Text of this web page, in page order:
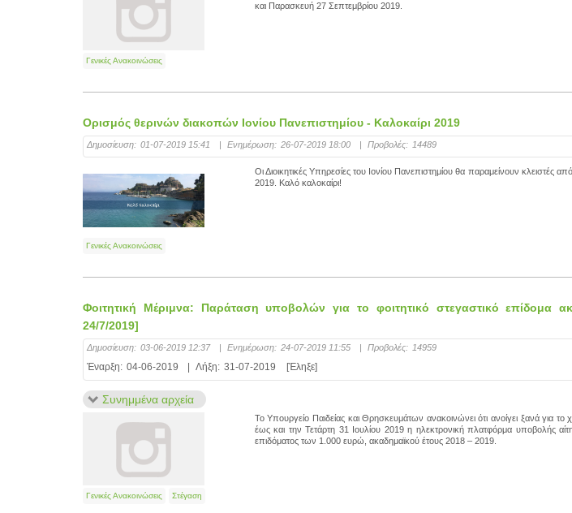
και Παρασκευή 27 Σεπτεμβρίου 2019.
Γενικές Ανακοινώσεις
Ορισμός θερινών διακοπών Ιονίου Πανεπιστημίου - Καλοκαίρι 2019
Δημοσίευση: 01-07-2019 15:41 | Ενημέρωση: 26-07-2019 18:00 | Προβολές: 14489
Οι Διοικητικές Υπηρεσίες του Ιονίου Πανεπιστημίου θα παραμείνουν κλειστές
2019. Καλό καλοκαίρι!
Γενικές Ανακοινώσεις
Φοιτητική Μέριμνα: Παράταση υποβολών για το φοιτητικό στεγαστικό επίδομα
24/7/2019]
Δημοσίευση: 03-06-2019 12:37 Ενημέρωση: 24-07-2019 11:55 Προβολές: 14959
Έναρξη: 04-06-2019 Λήξη: 31-07-2019 [Έληξε]
Συνημμένα αρχεία
Το Υπουργείο Παιδείας και Θρησκευμάτων ανακοινώνει ότι ανοίγει ξανά για
έως και την Τετάρτη 31 Ιουλίου 2019 η ηλεκτρονική πλατφόρμα υποβολής
επιδόματος των 1.000 ευρώ, ακαδημαϊκού έτους 2018 – 2019.
Γενικές Ανακοινώσεις Στέγαση